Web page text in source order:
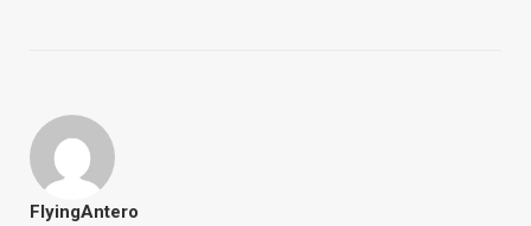
FlyingAntero